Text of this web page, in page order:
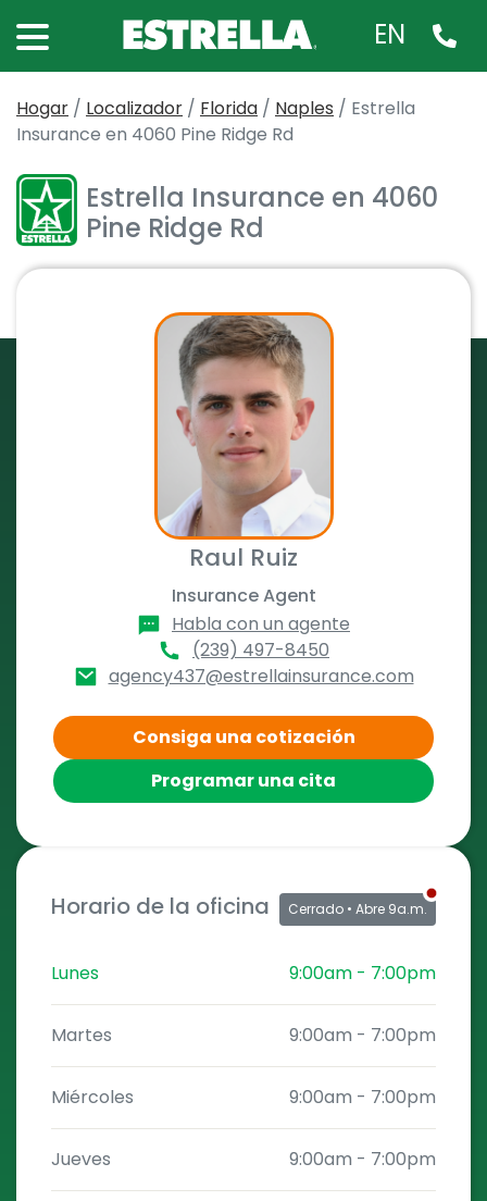
EN
Hogar / Localizador / Florida / Naples / Estrella
Insurance en 4060 Pine Ridge Rd
Estrella Insurance en 4060
Pine Ridge Rd
Raul Ruiz
Insurance Agent
Habla con un agente
(239) 497-8450
agency437@estrellainsurance.com
Consiga una cotización
Programar una cita
Horario de la oficina Cerrado • Abre 9a.m.
Lunes 9:00am - 7:00pm
Martes 9:00am - 7:00pm
Miércoles 9:00am - 7:00pm
Jueves 9:00am - 7:00pm